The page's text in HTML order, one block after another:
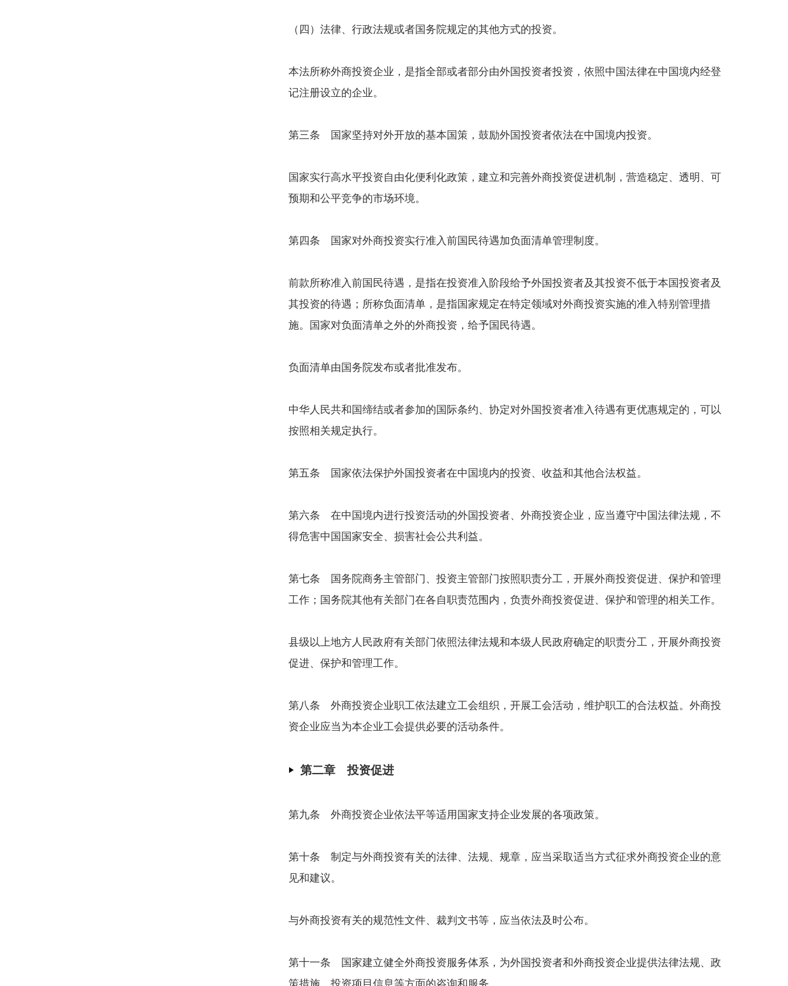
（四）法律、行政法规或者国务院规定的其他方式的投资。
本法所称外商投资企业，是指全部或者部分由外国投资者投资，依照中国法律在中国境内经登
记注册设立的企业。
第三条 国家坚持对外开放的基本国策，鼓励外国投资者依法在中国境内投资。
国家实行高水平投资自由化便利化政策，建立和完善外商投资促进机制，营造稳定、透明、可
预期和公平竞争的市场环境。
第四条 国家对外商投资实行准入前国民待遇加负面清单管理制度。
前款所称准入前国民待遇，是指在投资准入阶段给予外国投资者及其投资不低于本国投资者及
其投资的待遇；所称负面清单，是指国家规定在特定领域对外商投资实施的准入特别管理措
施。国家对负面清单之外的外商投资，给予国民待遇。
负面清单由国务院发布或者批准发布。
中华人民共和国缔结或者参加的国际条约、协定对外国投资者准入待遇有更优惠规定的，可以
按照相关规定执行。
第五条 国家依法保护外国投资者在中国境内的投资、收益和其他合法权益。
第六条 在中国境内进行投资活动的外国投资者、外商投资企业，应当遵守中国法律法规，不
得危害中国国家安全、损害社会公共利益。
第七条 国务院商务主管部门、投资主管部门按照职责分工，开展外商投资促进、保护和管理
工作；国务院其他有关部门在各自职责范围内，负责外商投资促进、保护和管理的相关工作。
县级以上地方人民政府有关部门依照法律法规和本级人民政府确定的职责分工，开展外商投资
促进、保护和管理工作。
第八条 外商投资企业职工依法建立工会组织，开展工会活动，维护职工的合法权益。外商投
资企业应当为本企业工会提供必要的活动条件。
第二章 投资促进
第九条 外商投资企业依法平等适用国家支持企业发展的各项政策。
第十条 制定与外商投资有关的法律、法规、规章，应当采取适当方式征求外商投资企业的意
见和建议。
与外商投资有关的规范性文件、裁判文书等，应当依法及时公布。
第十一条 国家建立健全外商投资服务体系，为外国投资者和外商投资企业提供法律法规、政
策措施、投资项目信息等方面的咨询和服务。